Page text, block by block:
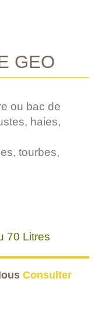
GEO
ou bac de
haies,
tourbes,
70 Litres
Consulter